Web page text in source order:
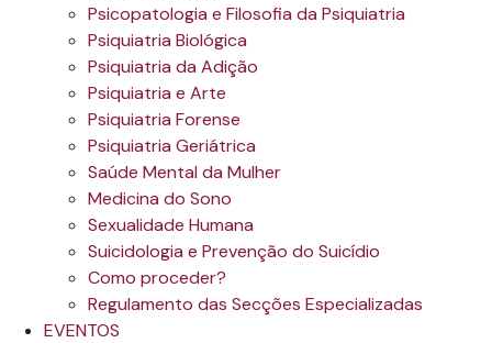
Psicopatologia e Filosofia da Psiquiatria
Psiquiatria Biológica
Psiquiatria da Adição
Psiquiatria e Arte
Psiquiatria Forense
Psiquiatria Geriátrica
Saúde Mental da Mulher
Medicina do Sono
Sexualidade Humana
Suicidologia e Prevenção do Suicídio
Como proceder?
Regulamento das Secções Especializadas
EVENTOS